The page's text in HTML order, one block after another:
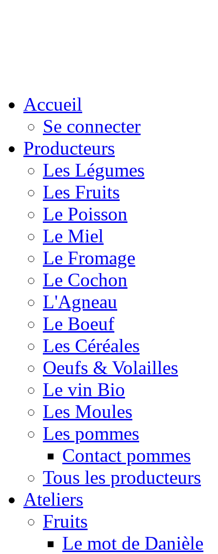
Accueil
Se connecter
Producteurs
Les Légumes
Les Fruits
Le Poisson
Le Miel
Le Fromage
Le Cochon
L'Agneau
Le Boeuf
Les Céréales
Oeufs & Volailles
Le vin Bio
Les Moules
Les pommes
Contact pommes
Tous les producteurs
Ateliers
Fruits
Le mot de Danièle